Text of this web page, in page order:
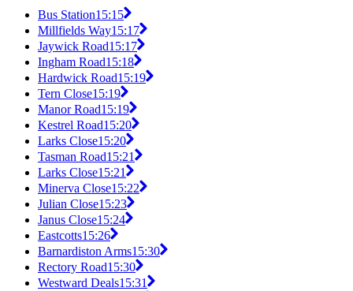
Bus Station15:15
Millfields Way15:17
Jaywick Road15:17
Ingham Road15:18
Hardwick Road15:19
Tern Close15:19
Manor Road15:19
Kestrel Road15:20
Larks Close15:20
Tasman Road15:21
Larks Close15:21
Minerva Close15:22
Julian Close15:23
Janus Close15:24
Eastcotts15:26
Barnardiston Arms15:30
Rectory Road15:30
Westward Deals15:31